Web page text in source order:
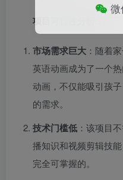
项目可行性分析：
市场需求巨大 ：随着
英语动画成为了一个
动画，不仅能吸引孩
的需求。
技术门槛低 ：该项目
播知识和视频剪辑技
完全可掌握的。